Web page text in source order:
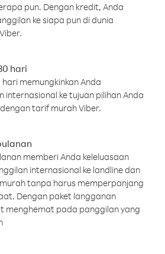
pun. Dengan kredit, Anda
ke siapa pun di dunia
hari
memungkinkan Anda
internasional ke tujuan pilihan Anda
tarif murah Viber.
memberi Anda keleluasaan
internasional ke landline dan
tanpa harus memperpanjang
Dengan paket langganan
menghemat pada panggilan yang